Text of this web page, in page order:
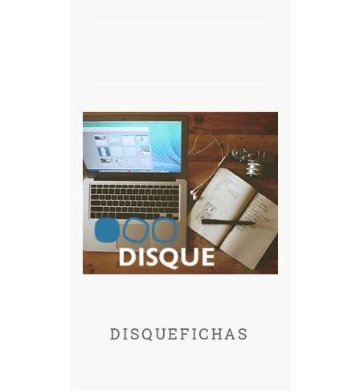
DISQUEFICHAS